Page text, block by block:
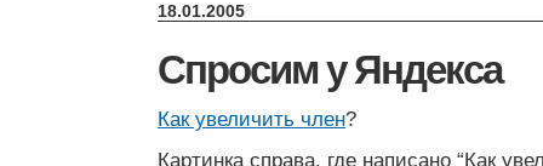
18.01.2005
Спросим у Яндекса
Как увеличить член?
Картинка справа, где написано “Как